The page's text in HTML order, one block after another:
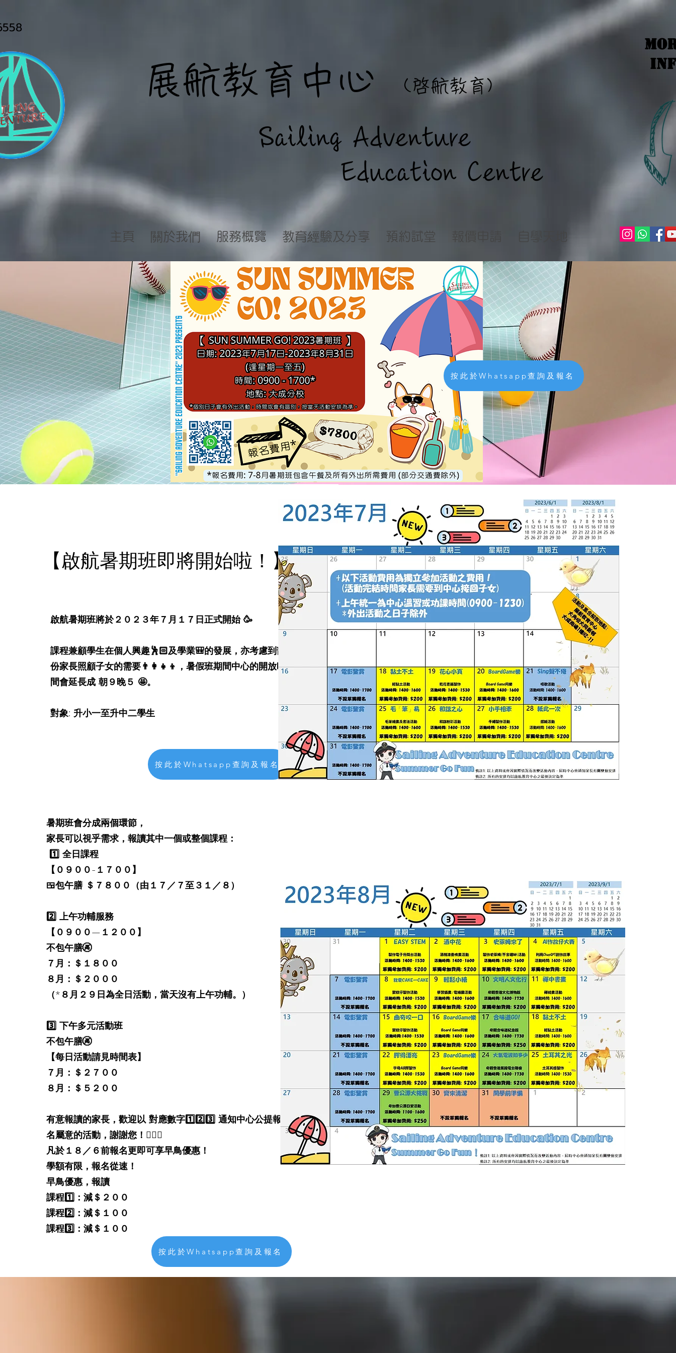
(啓航教育)
Sailing Adventure
Education Centre
展航教育中心
主頁 關於我們 服務概覽 教育經驗及分享 預約試堂
按此於Whatsapp查詢及報名
【啟航暑期班即將開始啦！】
啟航暑期班將於２０２３年７月１７日正式開始 🥳
課程兼顧學生在個人興趣🕺🏻及學業🎒的發展，亦考慮到部
份家長照顧子女的需要👨‍👩‍👧‍👦，暑假班期間中心的開放時
間會延長成 朝９晚５ 🤩。
對象: 升小一至升中二學生
按此於Whatsapp查詢及報名
暑期班會分成兩個環節，
家長可以視乎需求，報讀其中一個或整個課程：
1️⃣ 全日課程
【０９００-１７００】
🍱包午膳 ＄７８００（由１７／７至３１／８）
2️⃣ 上午功輔服務
【０９００—１２００】
不包午膳🚱
７月：＄１８００
８月：＄２０００
（*８月２９日為全日活動，當天沒有上午功輔。）
3️⃣ 下午多元活動班
不包午膳🚱
【每日活動請見時間表】
７月：＄２７００
８月：＄５２００
有意報讀的家長，歡迎以 對應數字1️⃣2️⃣3️⃣ 通知中心公提報
名屬意的活動，謝謝您！🙇🏻‍♂
凡於１８／６前報名更即可享早鳥優惠！
學額有限，報名從速！
早鳥優惠，報讀
課程1️⃣：減＄２００
課程2️⃣：減＄１００
課程3️⃣：減＄１００
按此於Whatsapp查詢及報名